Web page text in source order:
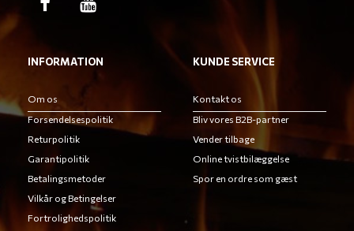
INFORMATION
Om os
Forsendelsespolitik
Returpolitik
Garantipolitik
Betalingsmetoder
Vilkår og Betingelser
Fortrolighedspolitik
KUNDE SERVICE
Kontakt os
Bliv vores B2B-partner
Vender tilbage
Online tvistbilæggelse
Spor en ordre som gæst